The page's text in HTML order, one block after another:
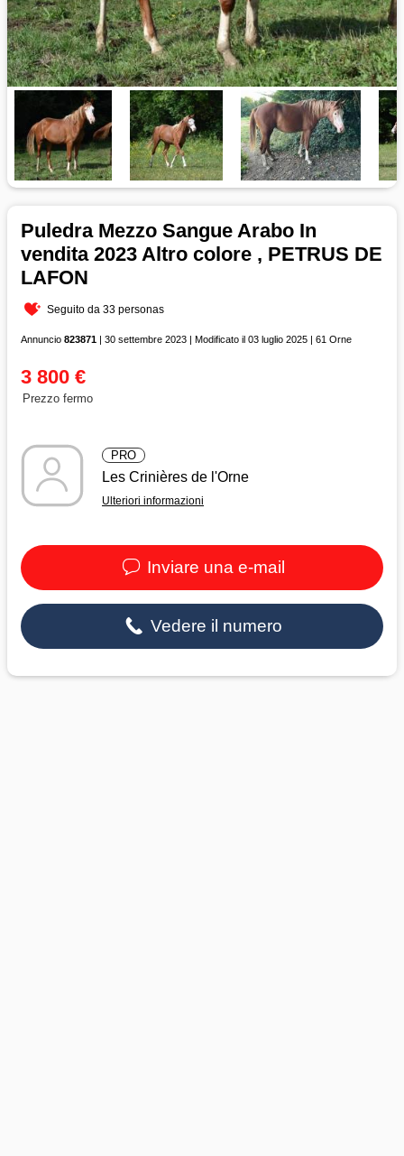
Puledra Mezzo Sangue Arabo In
vendita 2023 Altro colore , PETRUS DE
LAFON
Seguito da 33 personas
Annuncio 823871 | 30 settembre 2023 | Modificato il 03 luglio 2025 | 61 Orne
3 800 €
Prezzo fermo
PRO
Les Crinières de l'Orne
Ulteriori informazioni
Inviare una e-mail
Vedere il numero